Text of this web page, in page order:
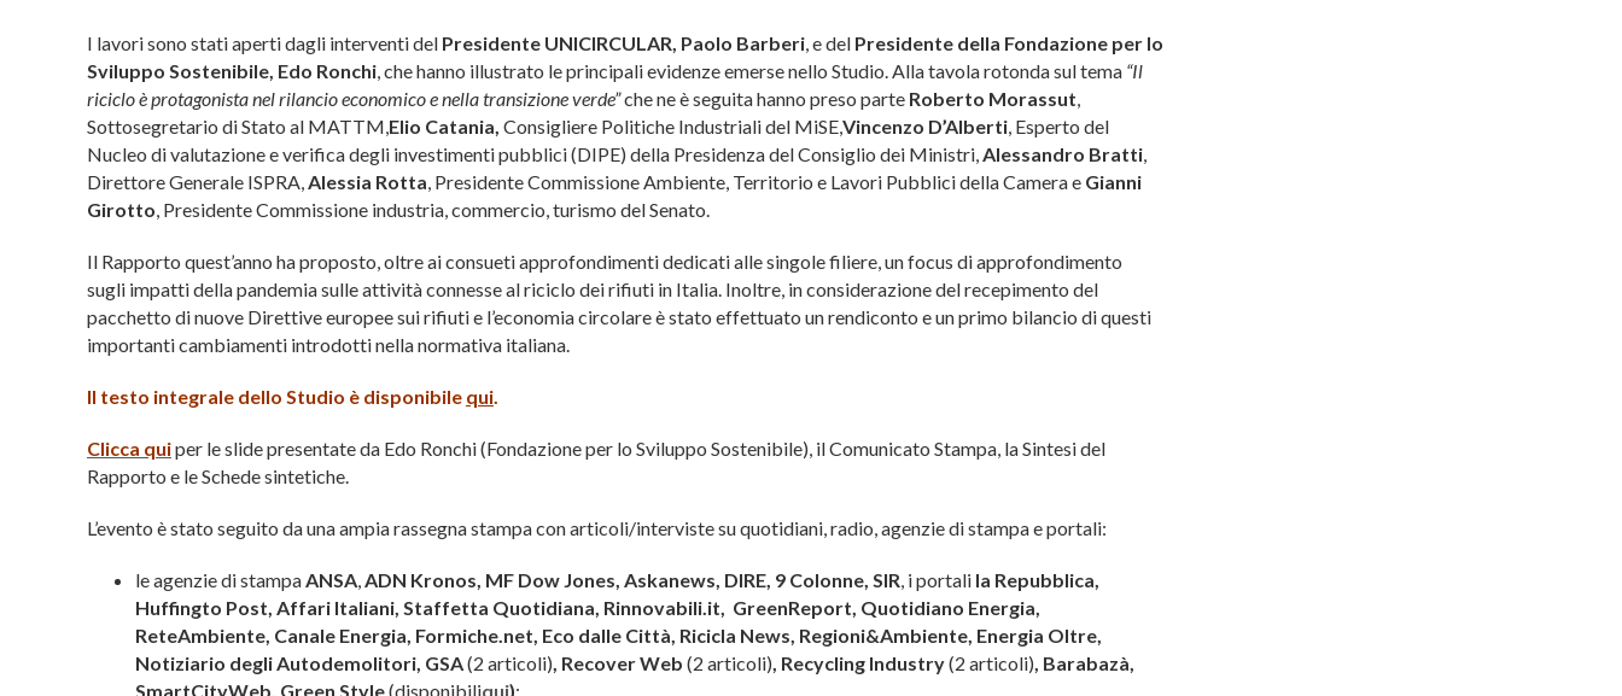
I lavori sono stati aperti dagli interventi del Presidente UNICIRCULAR, Paolo Barberi, e del Presidente della Fondazione per lo
Sviluppo Sostenibile, Edo Ronchi, che hanno illustrato le principali evidenze emerse nello Studio. Alla tavola rotonda sul tema “Il
riciclo è protagonista nel rilancio economico e nella transizione verde”che ne è seguita hanno preso parte Roberto Morassut,
Sottosegretario di Stato al MATTM,Elio Catania, Consigliere Politiche Industriali del MiSE,Vincenzo D’Alberti, Esperto del
Nucleo di valutazione e verifica degli investimenti pubblici (DIPE) della Presidenza del Consiglio dei Ministri,Alessandro Bratti,
Direttore Generale ISPRA,Alessia Rotta, Presidente Commissione Ambiente, Territorio e Lavori Pubblici della Camera e Gianni
Girotto, Presidente Commissione industria, commercio, turismo del Senato.
Il Rapporto quest’anno ha proposto, oltre ai consueti approfondimenti dedicati alle singole filiere, un focus di approfondimento
sugli impatti della pandemia sulle attività connesse al riciclo dei rifiuti in Italia. Inoltre, in considerazione del recepimento del
pacchetto di nuove Direttive europee sui rifiuti e l’economia circolare è stato effettuato un rendiconto e un primo bilancio di questi
importanti cambiamenti introdotti nella normativa italiana.
Il testo integrale dello Studio è disponibile qui.
Clicca quiper le slide presentate da Edo Ronchi (Fondazione per lo Sviluppo Sostenibile), il Comunicato Stampa, la Sintesi del
Rapporto e le Schede sintetiche.
L’evento è stato seguito da una ampia rassegna stampa con articoli/interviste su quotidiani, radio, agenzie di stampa e portali:
le agenzie di stampaANSA,ADN Kronos, MF Dow Jones, Askanews, DIRE, 9 Colonne, SIR, i portali la Repubblica,
Huffingto Post, Affari Italiani, Staffetta Quotidiana, Rinnovabili.it, GreenReport, Quotidiano Energia,
ReteAmbiente, Canale Energia, Formiche.net, Eco dalle Città, Ricicla News, Regioni&Ambiente, Energia Oltre,
Notiziario degli Autodemolitori, GSA(2 articoli), Recover Web (2 articoli), Recycling Industry(2 articoli), Barabazà,
SmartCityWeb, Green Style(disponibiliqui):